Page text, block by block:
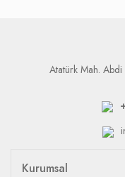
Atatürk Mah.
Kurumsal